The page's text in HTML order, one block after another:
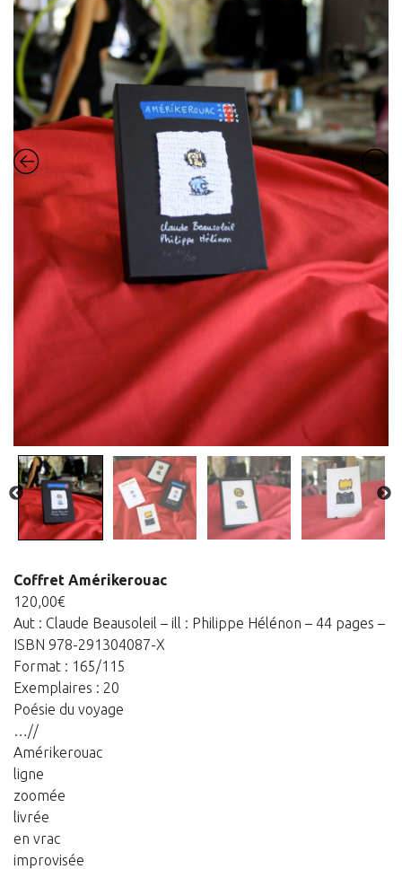
Ficelle Partagée
Estampes
Livres d’artiste
Ficelle noire
Auteurs
Beaux-Arts
Peintures
Dessins
Les froissés, les plissés
Installations
L’actualité
Déconnexion
Panier
Panier
Contact
Coffret Amérikerouac
120,00€
Aut : Claude Beausoleil – ill : Philippe Hélénon – 44 pages –
ISBN 978-291304087-X
Format : 165/115
Exemplaires : 20
Poésie du voyage
…//
Amérikerouac
ligne
zoomée
livrée
en vrac
improvisée